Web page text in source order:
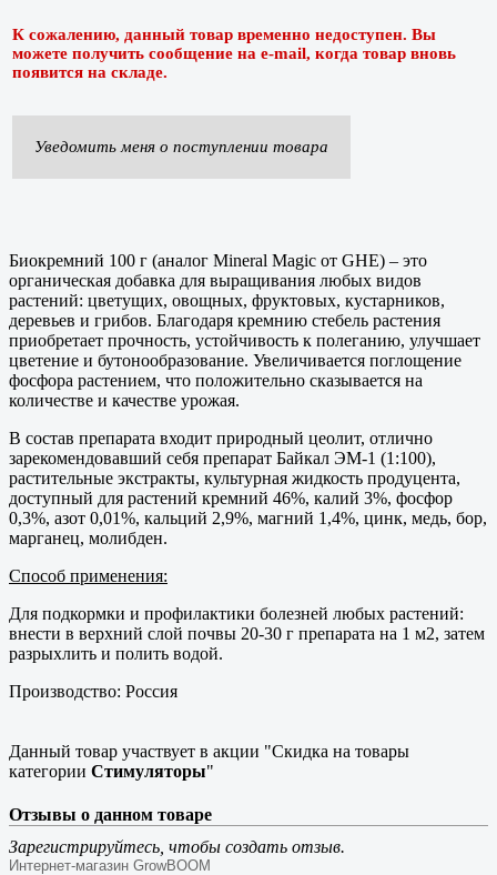
К сожалению, данный товар временно недоступен. Вы
можете получить сообщение на e-mail, когда товар вновь
появится на складе.
Уведомить меня о поступлении товара
Биокремний 100 г (аналог Mineral Magic от GHE) – это
органическая добавка для выращивания любых видов
растений: цветущих, овощных, фруктовых, кустарников,
деревьев и грибов. Благодаря кремнию стебель растения
приобретает прочность, устойчивость к полеганию, улучшает
цветение и бутонообразование. Увеличивается поглощение
фосфора растением, что положительно сказывается на
количестве и качестве урожая.
В состав препарата входит природный цеолит, отлично
зарекомендовавший себя препарат Байкал ЭМ-1 (1:100),
растительные экстракты, культурная жидкость продуцента,
доступный для растений кремний 46%, калий 3%, фосфор
0,3%, азот 0,01%, кальций 2,9%, магний 1,4%, цинк, медь, бор,
марганец, молибден.
Способ применения:
Для подкормки и профилактики болезней любых растений:
внести в верхний слой почвы 20-30 г препарата на 1 м2, затем
разрыхлить и полить водой.
Производство: Россия
Данный товар участвует в акции "Скидка на товары
категории Стимуляторы"
Отзывы о данном товаре
Зарегистрируйтесь, чтобы создать отзыв.
Интернет-магазин GrowBOOM